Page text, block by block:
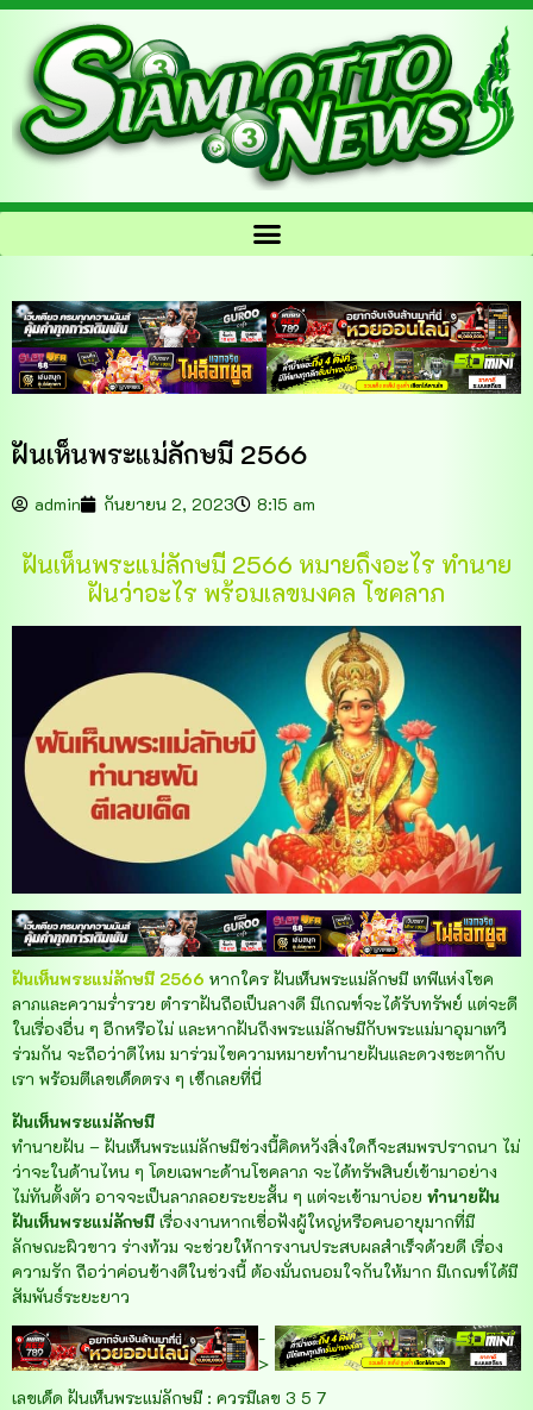
ฝันเห็นพระแม่ลักษมี 2566
admin กันยายน 2, 2023 8:15 am
ฝันเห็นพระแม่ลักษมี 2566 หมายถึงอะไร ทำนาย
ฝันว่าอะไร พร้อมเลขมงคล โชคลาภ
ฝันเห็นพระแม่ลักษมี 2566 หากใคร ฝันเห็นพระแม่ลักษมี เทพีแห่งโชค
ลาภและความร่ำรวย ตำราฝันถือเป็นลางดี มีเกณฑ์จะได้รับทรัพย์ แต่จะดี
ในเรื่องอื่น ๆ อีกหรือไม่ และหากฝันถึงพระแม่ลักษมีกับพระแม่มาอุมาเทวี
ร่วมกัน จะถือว่าดีไหม มาร่วมไขความหมายทำนายฝันและดวงชะตากับ
เรา พร้อมตีเลขเด็ดตรง ๆ เช็กเลยที่นี่
ฝันเห็นพระแม่ลักษมี
ทำนายฝัน – ฝันเห็นพระแม่ลักษมีช่วงนี้คิดหวังสิ่งใดก็จะสมพรปราถนา ไม่
ว่าจะในด้านไหน ๆ โดยเฉพาะด้านโชคลาภ จะได้ทรัพสินย์เข้ามาอย่าง
ไม่ทันตั้งตัว อาจจะเป็นลาภลอยระยะสั้น ๆ แต่จะเข้ามาบ่อย ทำนายฝัน
ฝันเห็นพระแม่ลักษมี เรื่องงานหากเชื่อฟังผู้ใหญ่หรือคนอายุมากที่มี
ลักษณะผิวขาว ร่างท้วม จะช่วยให้การงานประสบผลสำเร็จด้วยดี เรื่อง
ความรัก ถือว่าค่อนข้างดีในช่วงนี้ ต้องมั่นถนอมใจกันให้มาก มีเกณฑ์ได้มี
สัมพันธ์ระยะยาว
-
>
เลขเด็ด ฝันเห็นพระแม่ลักษมี : ควรมีเลข 3 5 7